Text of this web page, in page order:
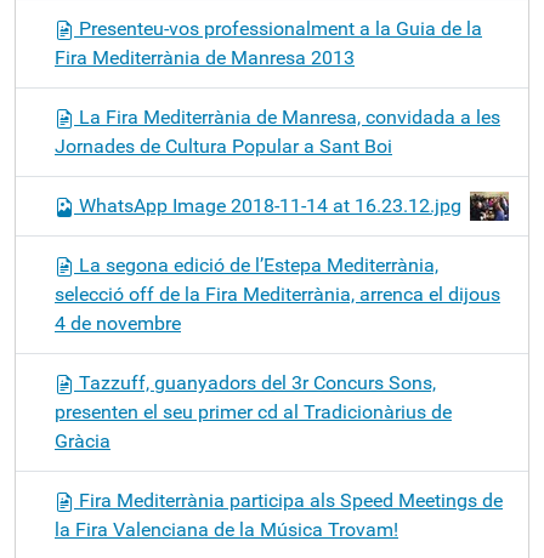
Presenteu-vos professionalment a la Guia de la
Fira Mediterrània de Manresa 2013
La Fira Mediterrània de Manresa, convidada a les
Jornades de Cultura Popular a Sant Boi
WhatsApp Image 2018-11-14 at 16.23.12.jpg
La segona edició de l’Estepa Mediterrània,
selecció off de la Fira Mediterrània, arrenca el dijous
4 de novembre
Tazzuff, guanyadors del 3r Concurs Sons,
presenten el seu primer cd al Tradicionàrius de
Gràcia
Fira Mediterrània participa als Speed Meetings de
la Fira Valenciana de la Música Trovam!